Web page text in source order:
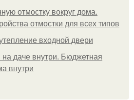
отмостку вокруг дома.
отмостки для всех типов
входной двери
на даче внутри. Бюджетная
внутри